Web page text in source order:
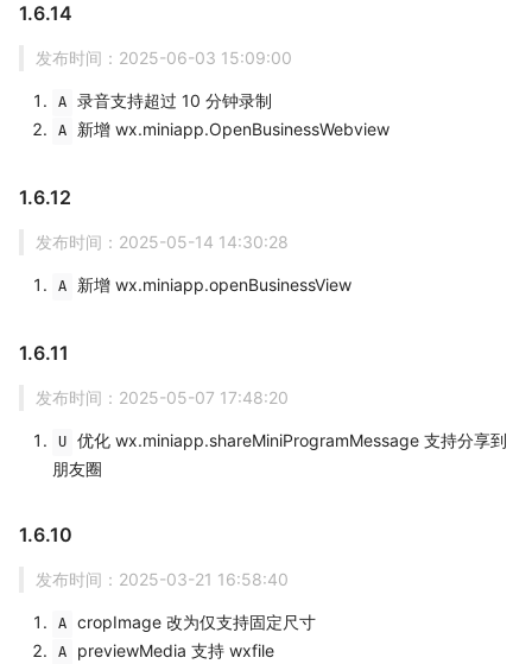
1.6.14
发布时间：2025-06-03 15:09:00
A 录音支持超过 10 分钟录制
A 新增 wx.miniapp.OpenBusinessWebview
1.6.12
发布时间：2025-05-14 14:30:28
A 新增 wx.miniapp.openBusinessView
1.6.11
发布时间：2025-05-07 17:48:20
U
优化 wx.miniapp.shareMiniProgramMessage 支持分享到
朋友圈
1.6.10
发布时间：2025-03-21 16:58:40
A cropImage 改为仅支持固定尺寸
A previewMedia 支持 wxfile